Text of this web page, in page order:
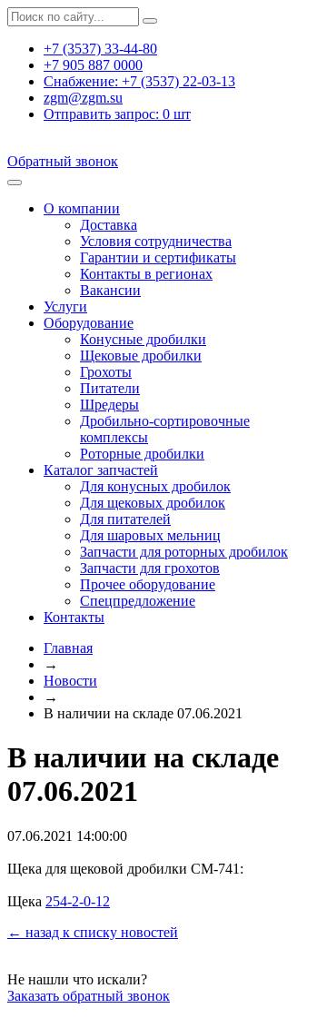
+7 (3537) 33-44-80
+7 905 887 0000
Снабжение: +7 (3537) 22-03-13
zgm@zgm.su
Отправить запрос: 0 шт
Обратный звонок
О компании
Доставка
Условия сотрудничества
Гарантии и сертификаты
Контакты в регионах
Вакансии
Услуги
Оборудование
Конусные дробилки
Щековые дробилки
Грохоты
Питатели
Шредеры
Дробильно-сортировочные
комплексы
Роторные дробилки
Каталог запчастей
Для конусных дробилок
Для щековых дробилок
Для питателей
Для шаровых мельниц
Запчасти для роторных дробилок
Запчасти для грохотов
Прочее оборудование
Спецпредложение
Контакты
Главная
→
Новости
→
В наличии на складе 07.06.2021
В наличии на складе
07.06.2021
07.06.2021 14:00:00
Щека для щековой дробилки СМ-741:
Щека 254-2-0-12
← назад к списку новостей
Не нашли что искали?
Заказать обратный звонок